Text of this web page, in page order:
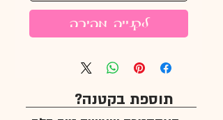
לקנייה מהירה
תוספת בקטנה?